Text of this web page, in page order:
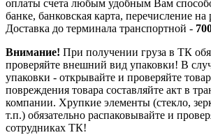
оплаты счета любым удобным Вам
банке, банковская карта, перечисление на
Доставка до терминала транспортной -
Внимание! При получении груза в ТК
проверяйте внешний вид упаковки! В
упаковки - открывайте и проверяйте
повреждения товара составляйте акт в
компании. Хрупкие элементы (стекло,
т.п.) обязательно распаковывайте и
сотрудниках ТК!